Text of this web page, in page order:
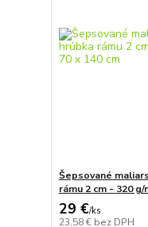
Šepsované
rámu 2 cm - 320
29 €/ks
23,58 € bez DPH